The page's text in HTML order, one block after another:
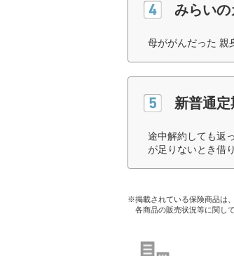
みらいの
母ががんだった 親
新普通定
途中解約しても返
が足りないとき借
※掲載されている保険商品は
各商品の販売状況等に関し